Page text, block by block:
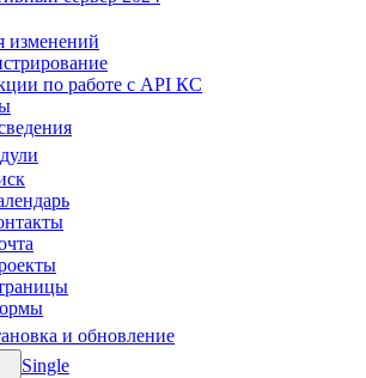
изменений
по работе с API КС
и обновление
Single